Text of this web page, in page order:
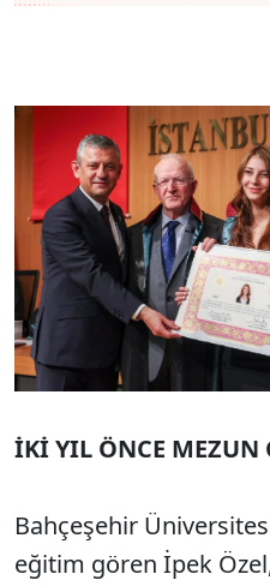
İKİ YIL ÖNCE MEZUN
Bahçeşehir
eğitim gören İpek